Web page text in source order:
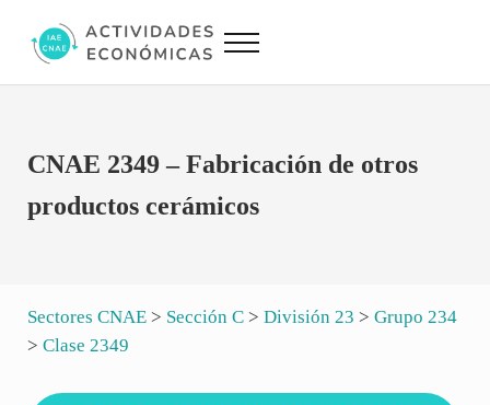
Actividades Económicas IAE CNAE
Menu
CNAE 2349 – Fabricación de otros
productos cerámicos
Sectores CNAE> Sección C> División 23 > Grupo 234
> Clase 2349